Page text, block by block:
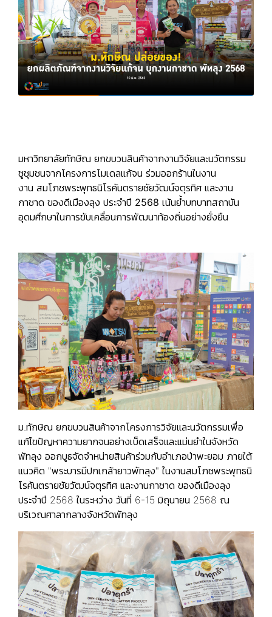
มหาวิทยาลัยทักษิณ ยกขบวนสินค้าจากงานวิจัยและนวัตกรรม
ชูชุมชนจากโครงการโมเดลแก้จน ร่วมออกร้านในงาน
งาน สมโภชพระพุทธนิโรคันตรายชัยวัฒน์จตุรทิศ และงาน
กาชาด ของดีเมืองลุง ประจำปี 2568 เน้นย้ำบทบาทสถาบัน
อุดมศึกษาในการขับเคลื่อนการพัฒนาท้องถิ่นอย่างยั่งยืน
ม.ทักษิณ ยกขบวนสินค้าจากโครงการวิจัยและนวัตกรรมเพื่อ
แก้ไขปัญหาความยากจนอย่างเบ็ดเสร็จและแม่นยำในจังหวัด
พัทลุง ออกบูธจัดจำหน่ายสินค้าร่วมกับอำเภอป่าพะยอม ภายใต้
แนวคิด "พระบารมีปกเกล้ายาวพัทลุง" ในงานสมโภชพระพุทธนิ
โรค้นตรายชัยวัฒน์จตุรทิศ และงานกาชาด ของดีเมืองลุง
ประจำปี 2568 ในระหว่าง วันที่ 6-15 มิถุนายน 2568 ณ
บริเวณศาลากลางจังหวัดพัทลุง